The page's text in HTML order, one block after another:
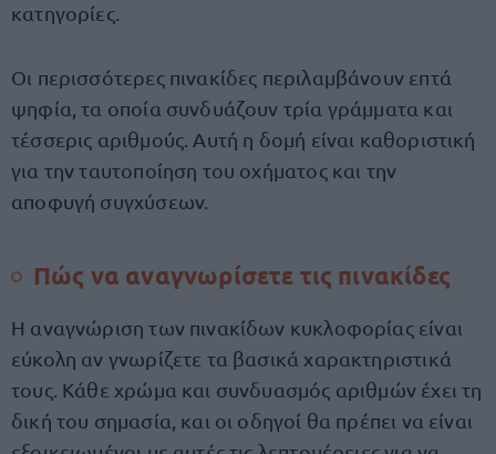
κατηγορίες.
Οι περισσότερες πινακίδες περιλαμβάνουν επτά
ψηφία, τα οποία συνδυάζουν τρία γράμματα και
τέσσερις αριθμούς. Αυτή η δομή είναι καθοριστική
για την ταυτοποίηση του οχήματος και την
αποφυγή συγχύσεων.
Πώς να αναγνωρίσετε τις πινακίδες
Η αναγνώριση των πινακίδων κυκλοφορίας είναι
εύκολη αν γνωρίζετε τα βασικά χαρακτηριστικά
τους. Κάθε χρώμα και συνδυασμός αριθμών έχει τη
δική του σημασία, και οι οδηγοί θα πρέπει να είναι